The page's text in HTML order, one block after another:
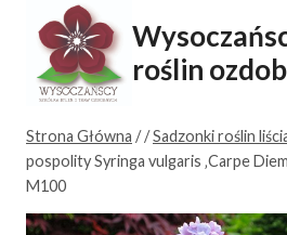
treści
roślin
Strona Główna //Sadzonki roślin
pospolity Syringa vulgaris ‚Carpe
M100